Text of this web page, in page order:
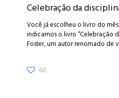
Celebração da
Você já escolheu o livro do
indicamos o livro “Celebração
Foster, um autor renomado de
60